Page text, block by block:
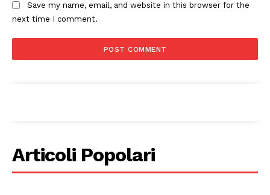
Save my name, email, and website in this browser for the
next time I comment.
Articoli Popolari